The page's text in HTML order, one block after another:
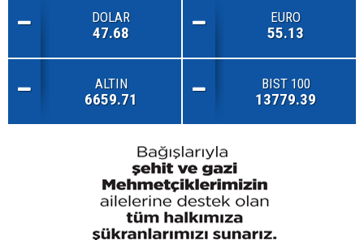
DOLAR
47.68
EURO
55.13
ALTIN
6659.71
BIST 100
13779.39